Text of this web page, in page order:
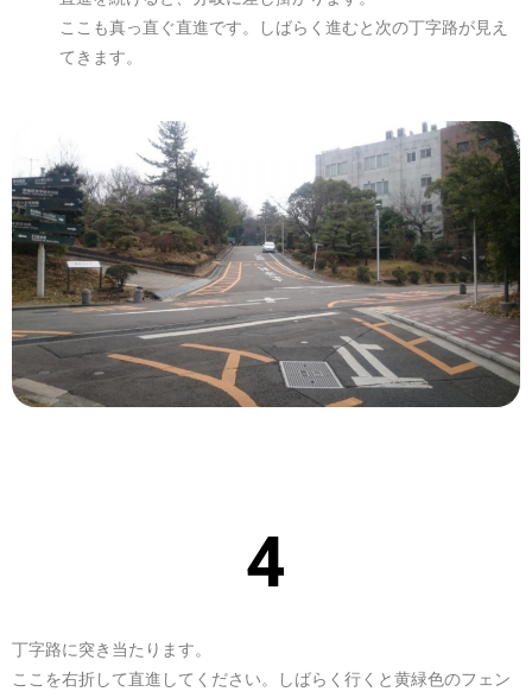
ここも真っ直ぐ直進です。しばらく進むと次の丁字路が見え
てきます。
丁字路に突き当たります。
ここを右折して直進してください。しばらく行くと黄緑色のフェン
4